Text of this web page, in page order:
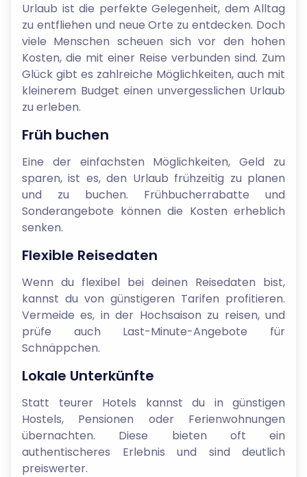
Urlaub ist die perfekte Gelegenheit, dem Alltag
zu entfliehen und neue Orte zu entdecken. Doch
viele Menschen scheuen sich vor den hohen
Kosten, die mit einer Reise verbunden sind. Zum
Glück gibt es zahlreiche Möglichkeiten, auch mit
kleinerem Budget einen unvergesslichen Urlaub
zu erleben.
Früh buchen
Eine der einfachsten Möglichkeiten, Geld zu
sparen, ist es, den Urlaub frühzeitig zu planen
und zu buchen. Frühbucherrabatte und
Sonderangebote können die Kosten erheblich
senken.
Flexible Reisedaten
Wenn du flexibel bei deinen Reisedaten bist,
kannst du von günstigeren Tarifen profitieren.
Vermeide es, in der Hochsaison zu reisen, und
prüfe auch Last-Minute-Angebote für
Schnäppchen.
Lokale Unterkünfte
Statt teurer Hotels kannst du in günstigen
Hostels, Pensionen oder Ferienwohnungen
übernachten. Diese bieten oft ein
authentischeres Erlebnis und sind deutlich
preiswerter.